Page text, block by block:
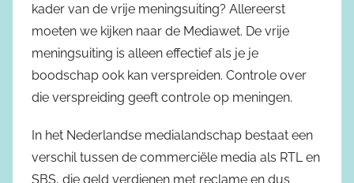
kader van de vrije meningsuiting? Allereerst
moeten we kijken naar de Mediawet. De vrije
meningsuiting is alleen effectief als je je
boodschap ook kan verspreiden. Controle over
die verspreiding geeft controle op meningen.
In het Nederlandse medialandschap bestaat een
verschil tussen de commerciële media als RTL en
SBS, die geld verdienen met reclame en dus